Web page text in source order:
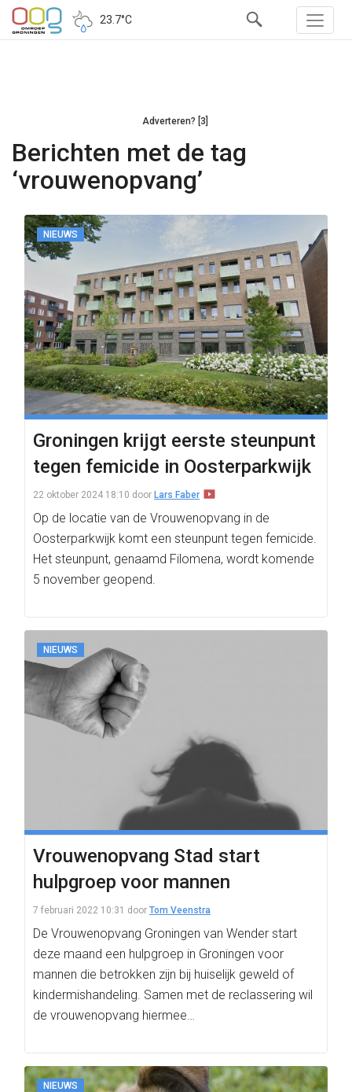
23.7°C
Adverteren? [3]
Berichten met de tag
‘vrouwenopvang’
NIEUWS
Groningen krijgt eerste steunpunt
tegen femicide in Oosterparkwijk
22 oktober 2024 18:10 door Lars Faber
Op de locatie van de Vrouwenopvang in de
Oosterparkwijk komt een steunpunt tegen femicide.
Het steunpunt, genaamd Filomena, wordt komende
5 november geopend.
NIEUWS
Vrouwenopvang Stad start
hulpgroep voor mannen
7 februari 2022 10:31 door Tom Veenstra
De Vrouwenopvang Groningen van Wender start
deze maand een hulpgroep in Groningen voor
mannen die betrokken zijn bij huiselijk geweld of
kindermishandeling. Samen met de reclassering wil
de vrouwenopvang hiermee…
NIEUWS